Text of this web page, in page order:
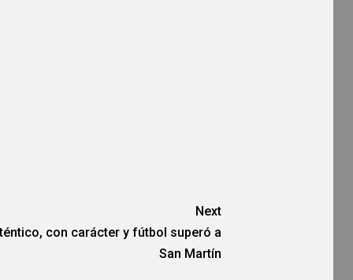
Next
con carácter y fútbol superó a
San Martín